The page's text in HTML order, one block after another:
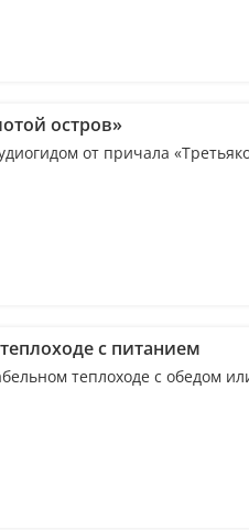
остров»
от причала
с питанием
теплоходе с обедом